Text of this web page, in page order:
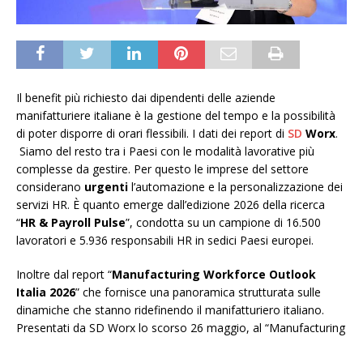
Il benefit più richiesto dai dipendenti delle aziende
manifatturiere italiane è la gestione del tempo e la possibilità
di poter disporre di orari flessibili. I dati dei report di SD Worx.
Siamo del resto tra i Paesi con le modalità lavorative più
complesse da gestire. Per questo le imprese del settore
considerano urgenti l’automazione e la personalizzazione dei
servizi HR. È quanto emerge dall’edizione 2026 della ricerca
“HR & Payroll Pulse”, condotta su un campione di 16.500
lavoratori e 5.936 responsabili HR in sedici Paesi europei.
Inoltre dal report “Manufacturing Workforce Outlook
Italia 2026” che fornisce una panoramica strutturata sulle
dinamiche che stanno ridefinendo il manifatturiero italiano.
Presentati da SD Worx lo scorso 26 maggio, al “Manufacturing